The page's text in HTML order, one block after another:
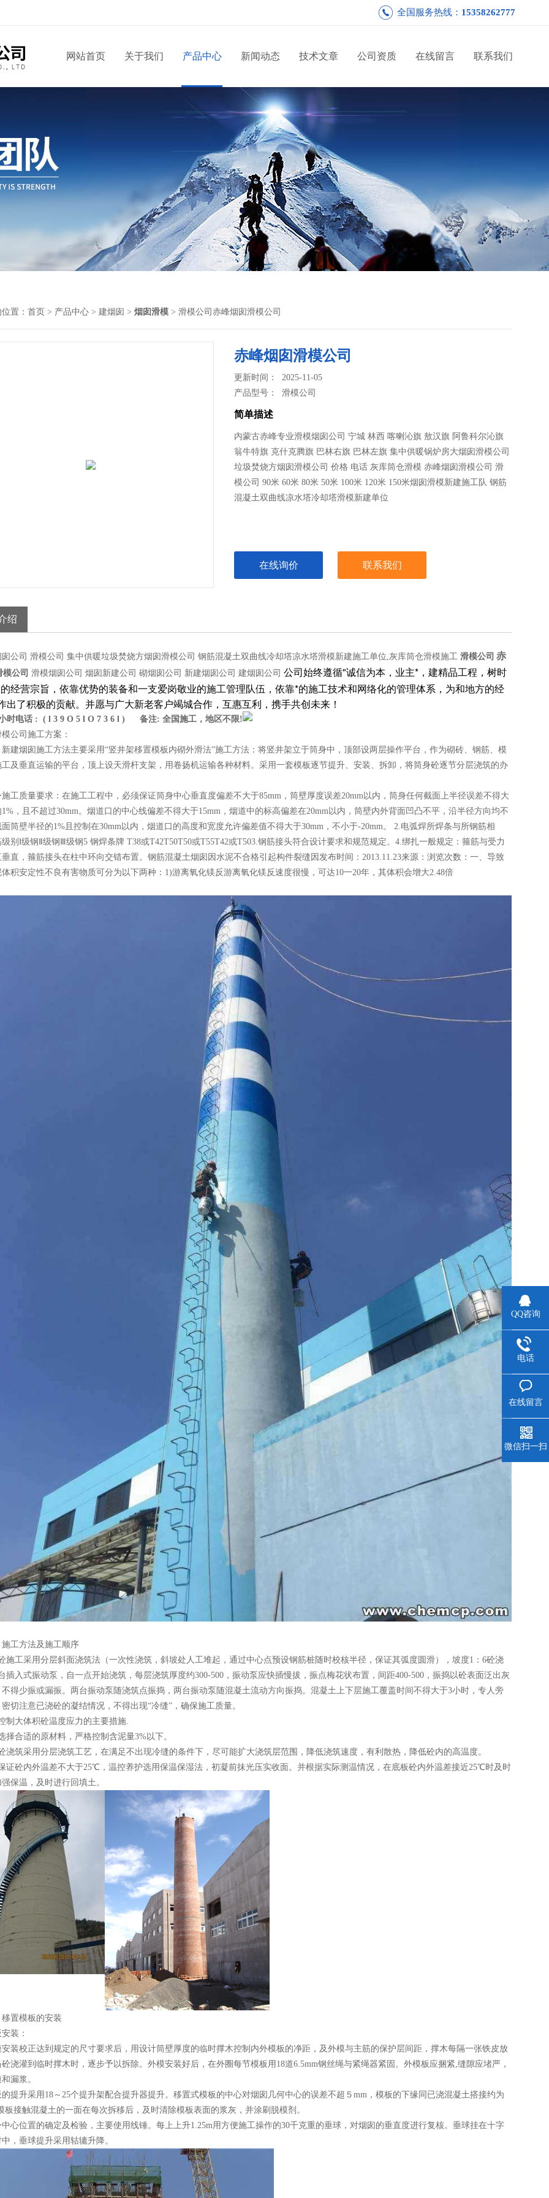
全国服务热线： 15358262777
网站首页 关于我们 产品中心 新闻动态 技术文章 公司资质 在线留言 联系我们
置： 首页 > 产品中心 > 建烟囱 > 烟囱滑模 > 滑模公司赤峰烟囱滑模公司
赤峰烟囱滑模公司
更新时间： 2025-11-05
产品型号：滑模公司
简单描述
内蒙古赤峰专业滑模烟囱公司 宁城 林西 喀喇沁旗 敖汉旗 阿鲁科尔沁旗
翁牛特旗 克什克腾旗 巴林右旗 巴林左旗 集中供暖锅炉房大烟囱滑模公司
垃圾焚烧方烟囱滑模公司 价格 电话 灰库筒仓滑模 赤峰烟囱滑模公司 滑
模公司 90米 60米 80米 50米 100米 120米 150米烟囱滑模新建施工队 钢筋
混凝土双曲线凉水塔冷却塔滑模新建单位
在线询价 联系我们
绍
公司 滑模公司 集中供暖垃圾焚烧方烟囱滑模公司 钢筋混凝土双曲线冷却塔凉水塔滑模新建施工单位,灰库筒仓滑模施工 滑模公司 赤
模公司 滑模烟囱公司 烟囱新建公司 砌烟囱公司 新建烟囱公司 建烟囱公司 公司始终遵循"诚信为本，业主*，建精品工程，树时
经营宗旨，依靠优势的装备和一支爱岗敬业的施工管理队伍，依靠*的施工技术和网络化的管理体系，为和地方的经
出了积极的贡献。并愿与广大新老客户竭城合作，互惠互利，携手共创未来！
时电话 : ( l 3 9 O 5 l O 7 3 6 l ) 备注: 全国施工，地区不限!
公司施工方案：
烟囱施工方法主要采用“竖井架移置模板内砌外滑法”施工方法：将竖井架立于筒身中，顶部设两层操作平台，作为砌砖、钢筋、模
及垂直运输的平台，顶上设天滑杆支架，用卷扬机运输各种材料。采用一套模板逐节提升、安装、拆卸，将筒身砼逐节分层浇筑的办
质量要求：在施工工程中，必须保证筒身中心垂直度偏差不大于85mm，筒壁厚度误差20mm以内，筒身任何截面上半径误差不得大
，且不超过30mm。烟道口的中心线偏差不得大于15mm，烟道中的标高偏差在20mm以内，筒壁内外背面凹凸不平，沿半径方向均不
筒壁半径的1%且控制在30mm以内，烟道口的高度和宽度允许偏差值不得大于30mm，不小于-20mm。 2.电弧焊所焊条与所钢筋相
别Ⅰ级钢Ⅱ级钢Ⅲ级钢5 钢焊条牌 T38或T42T50T50或T55T42或T503.钢筋接头符合设计要求和规范规定。4.绑扎一般规定：箍筋与受力
直，箍筋接头在柱中环向交错布置。钢筋混凝土烟囱因水泥不合格引起构件裂缝因发布时间：2013.11.23来源：浏览次数：一、导致
积安定性不良有害物质可分为以下两种：1)游离氧化镁反游离氧化镁反速度很慢，可达10一20年，其体积会增大2.48倍
方法及施工顺序
采用分层斜面浇筑法（一次性浇筑，斜坡处人工堆起，通过中心点预设钢筋桩随时校核半径，保证其弧度圆滑），坡度1：6砼浇
插入式振动泵，自一点开始浇筑，每层浇筑厚度约300-500，振动泵应快插慢拔，振点梅花状布置，间距400-500，振捣以砼表面泛出灰
得少振或漏振。两台振动泵随浇筑点振捣，两台振动泵随混凝土流动方向振捣。混凝土上下层施工覆盖时间不得大于3小时，专人旁
切注意已浇砼的凝结情况，不得出现“冷缝”，确保施工质量。
体积砼温度应力的主要措施.
适的原材料，严格控制含泥量3%以下。
采用分层浇筑工艺，在满足不出现冷缝的条件下，尽可能扩大浇筑层范围，降低浇筑速度，有利散热，降低砼内的高温度。
内外温差不大于25℃，温控养护选用保温保湿法，初凝前抹光压实收面。并根据实际测温情况，在底板砼内外温差接近25℃时及时
保温，及时进行回填土。
模板的安装
：
校正达到规定的尺寸要求后，用设计筒壁厚度的临时撑木控制内外模板的净距，及外模与主筋的保护层间距，撑木每隔一张铁皮放
浇灌到临时撑木时，逐步予以拆除。外模安装好后，在外圈每节模板用18道6.5mm钢丝绳与紧绳器紧固。外模板应捆紧,缝隙应堵严，
漏浆。
升采用18～25个提升架配合提升器提升。移置式模板的中心对烟囱几何中心的误差不超５mm，模板的下缘同已浇混凝土搭接约为
板接触混凝土的一面在每次拆移后，及时清除模板表面的浆灰，并涂刷脱模剂。
位置的确定及检验，主要使用线锤。每上上升1.25m用方便施工操作的30千克重的垂球，对烟囱的垂直度进行复核。垂球挂在十字
，垂球提升采用轱辘升降。
QQ咨询
电话
在线留言
微信扫一扫